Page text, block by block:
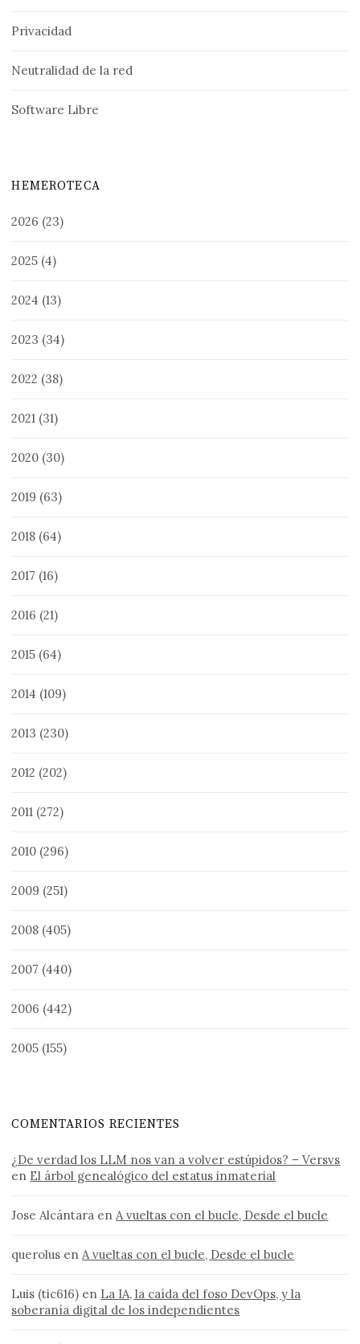
Privacidad
Neutralidad de la red
Software Libre
HEMEROTECA
2026 (23)
2025 (4)
2024 (13)
2023 (34)
2022 (38)
2021 (31)
2020 (30)
2019 (63)
2018 (64)
2017 (16)
2016 (21)
2015 (64)
2014 (109)
2013 (230)
2012 (202)
2011 (272)
2010 (296)
2009 (251)
2008 (405)
2007 (440)
2006 (442)
2005 (155)
COMENTARIOS RECIENTES
¿De verdad los LLM nos van a volver estúpidos? – Versvs
en El árbol genealógico del estatus inmaterial
Jose Alcántara enA vueltas con el bucle, Desde el bucle
querolus enA vueltas con el bucle, Desde el bucle
Luis (tic616) en La IA, la caída del foso DevOps, y la
soberanía digital de los independientes